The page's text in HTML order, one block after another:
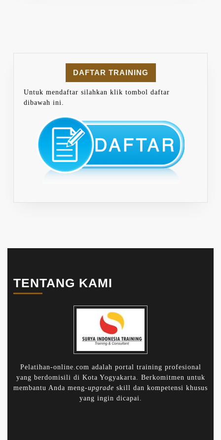
DAFTAR TRAINING
Untuk mendaftar silahkan klik tombol daftar
dibawah ini.
TENTANG KAMI
Pelatihan-online.com adalah portal training profesional
yang berdomisili di Kota Yogyakarta. Berkomitmen untuk
membantu Anda meng-upgrade skill dan kompetensi khusus
yang ingin dicapai.